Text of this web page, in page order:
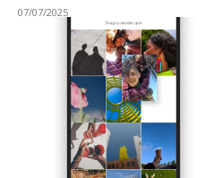
07/07/2025